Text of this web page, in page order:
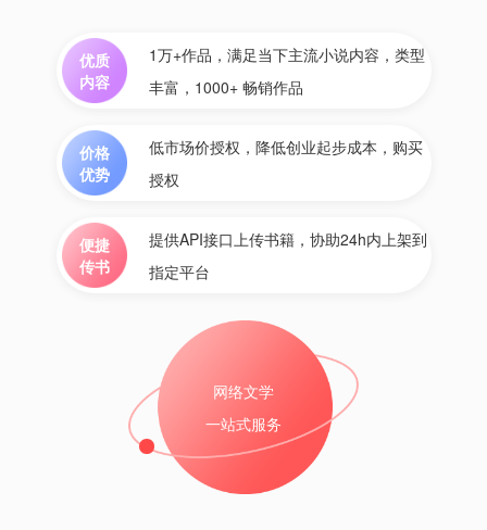
优质
内容
1万+作品，满足当下主流小说内容，类型
丰富，1000+ 畅销作品
价格
优势
低市场价授权，降低创业起步成本，购买
授权
便捷
传书
提供API接口上传书籍，协助24h内上架到
指定平台
网络文学
一站式服务